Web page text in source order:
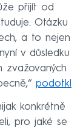
přijít od
Otázku
a to nejen
v důsledku
zvažovaných
podotkl
konkrétně
pro jaké se